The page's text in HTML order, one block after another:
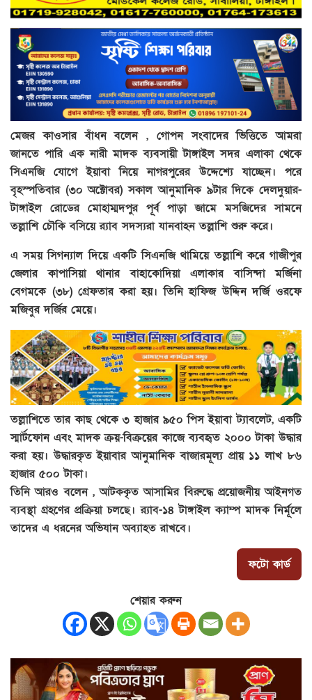
মেজর কাওসার বাঁধন বলেন , গোপন সংবাদের ভিত্তিতে আমরা
জানতে পারি এক নারী মাদক ব্যবসায়ী টাঙ্গাইল সদর এলাকা থেকে
সিএনজি যোগে ইয়াবা নিয়ে নাগরপুরের উদ্দেশ্যে যাচ্ছেন। পরে
বৃহস্পতিবার (৩০ অক্টোবর) সকাল আনুমানিক ৯টার দিকে দেলদুয়ার-
টাঙ্গাইল রোডের মোহাম্মদপুর পূর্ব পাড়া জামে মসজিদের সামনে
তল্লাশি চৌকি বসিয়ে র‌্যাব সদস্যরা যানবাহন তল্লাশি শুরু করে।
এ সময় সিগন্যাল দিয়ে একটি সিএনজি থামিয়ে তল্লাশি করে গাজীপুর
জেলার কাপাসিয়া থানার বাহাকোদিয়া এলাকার বাসিন্দা মর্জিনা
বেগমকে (৩৮) গ্রেফতার করা হয়। তিনি হাফিজ উদ্দিন দর্জি ওরফে
মজিবুর দর্জির মেয়ে।
তল্লাশিতে তার কাছ থেকে ৩ হাজার ৯৫০ পিস ইয়াবা ট্যাবলেট, একটি
স্মার্টফোন এবং মাদক ক্রয়-বিক্রয়ের কাজে ব্যবহৃত ২০০০ টাকা উদ্ধার
করা হয়। উদ্ধারকৃত ইয়াবার আনুমানিক বাজারমূল্য প্রায় ১১ লাখ ৮৬
হাজার ৫০০ টাকা।
তিনি আরও বলেন , আটককৃত আসামির বিরুদ্ধে প্রয়োজনীয় আইনগত
ব্যবস্থা গ্রহণের প্রক্রিয়া চলছে। র‌্যাব-১৪ টাঙ্গাইল ক্যাম্প মাদক নির্মূলে
তাদের এ ধরনের অভিযান অব্যাহত রাখবে।
ফটো কার্ড
শেয়ার করুন